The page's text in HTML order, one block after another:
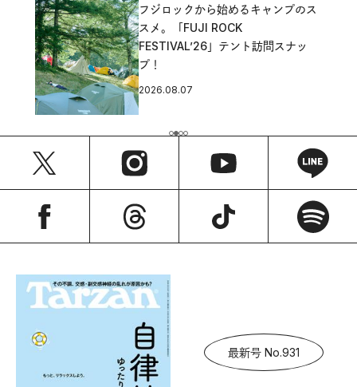
フジロックから始めるキャンプのス
スメ。「FUJI ROCK
FESTIVAL’26」テント訪問スナッ
プ！
2026.08.07
最新号 No.931